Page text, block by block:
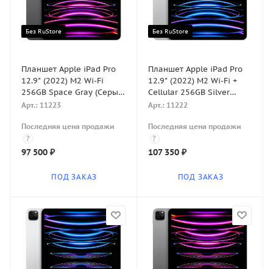
Без RuStore
Планшет Apple iPad Pro
12.9" (2022) M2 Wi-Fi
256GB Space Gray (Серый
космос)
Арт.: 11223
Последняя цена продажи
?
97 500 ₽
ПОД ЗАКАЗ
Без RuStore
Планшет Apple iPad Pro
12.9" (2022) M2 Wi-Fi +
Cellular 256GB Silver
(Серебристый)
Арт.: 11222
Последняя цена продажи
?
107 350₽
ПОД ЗАКАЗ